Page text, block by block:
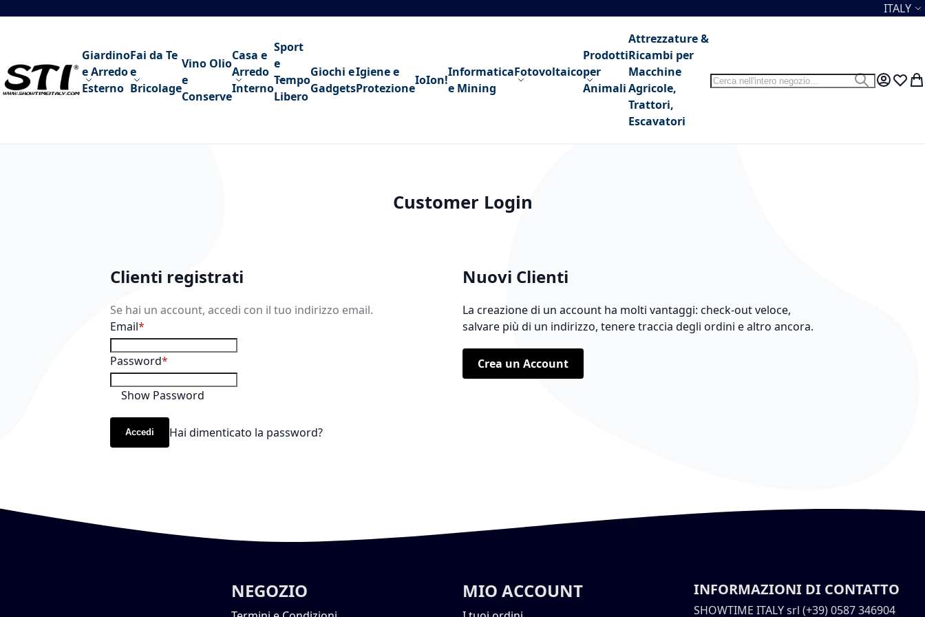
Salta al contenuto Lingua
ITALY
Giardino
e Arredo
Esterno
Fai da Te
e
Bricolage
Vino Olio
e
Conserve
Casa e
Arredo
Interno
Sport
e
Tempo
Libero
Giochi e
Gadgets
Igiene e
Protezione
IoIon!
Informatica
e Mining
Fotovoltaico
Prodotti
per
Animali
Attrezzature &
Ricambi per
Macchine
Agricole,
Trattori,
Escavatori
Search
Search
My Lista
Customer Login
Clienti registrati
Se hai un account, accedi con il tuo indirizzo email.
Email
Password
Show Password
Accedi Hai dimenticato la password?
Nuovi Clienti
La creazione di un account ha molti vantaggi: check-out veloce,
salvare più di un indirizzo, tenere traccia degli ordini e altro ancora.
Crea un Account
NEGOZIO MIO ACCOUNT INFORMAZIONI DI CONTATTO
SHOWTIME ITALY srl (+39) 0587 346904